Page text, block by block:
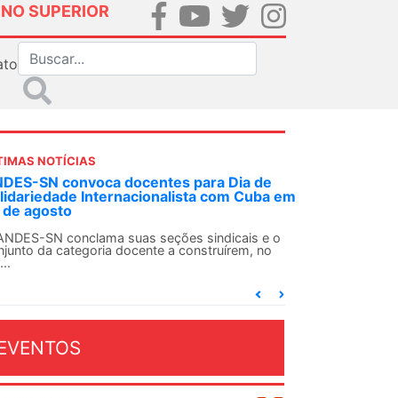
SUPERIOR
NOTÍCIAS
decisão inédita, Justiça Federal condena
agente da ditadura por estupro
uma decisão considerada histórica, a 2ª Vara
Criminal do Rio de Janeiro condenou o...
2026